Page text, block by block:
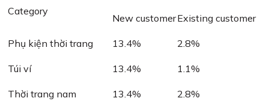
Category
New customerExisting customer
Phụ kiện thời trang 13.4% 2.8%
Túi ví 13.4% 1.1%
Thời trang nam 13.4% 2.8%